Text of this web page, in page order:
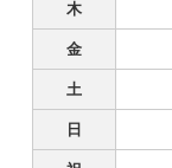
木
金
土
日